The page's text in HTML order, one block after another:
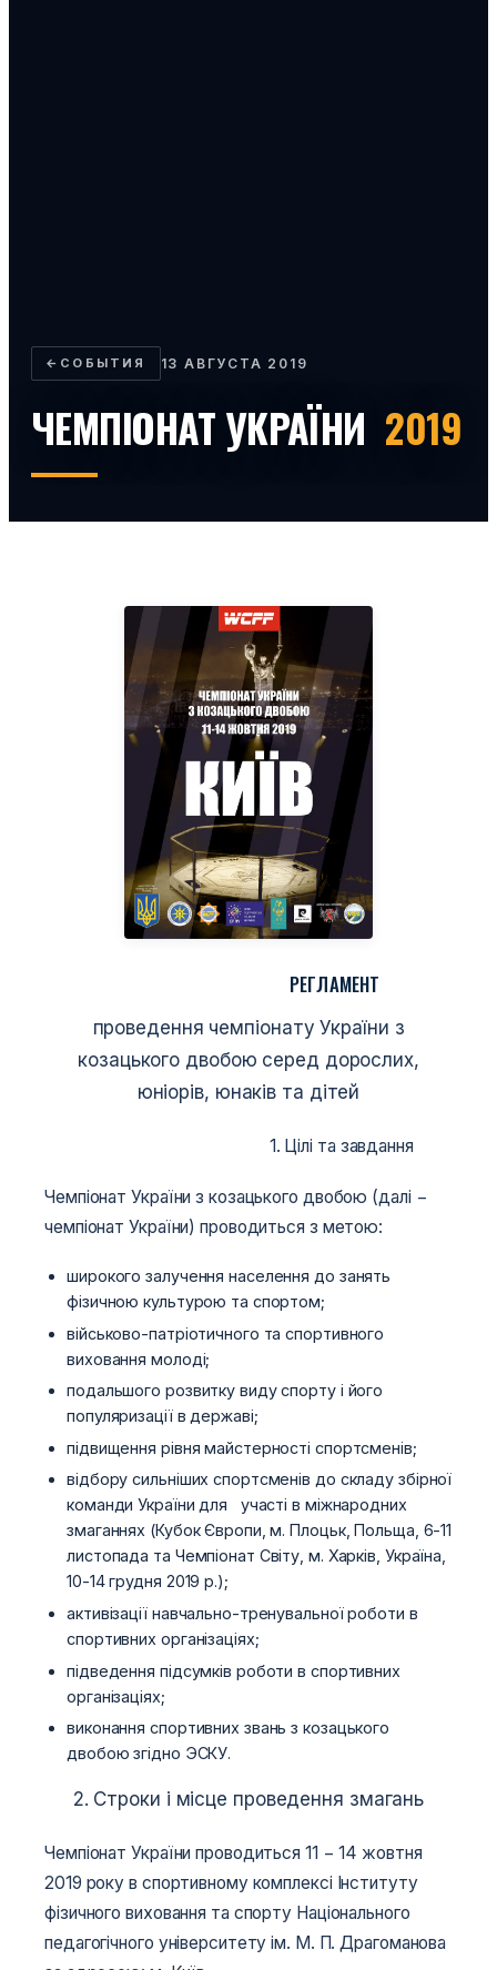
← СОБЫТИЯ 13 АВГУСТА 2019
ЧЕМПІОНАТ УКРАЇНИ 2019
РЕГЛАМЕНТ
проведення чемпіонату України з
козацького двобою серед дорослих,
юніорів, юнаків та дітей
1. Цілі та завдання
Чемпіонат України з козацького двобою (далі −
чемпіонат України) проводиться з метою:
широкого залучення населення до занять
фізичною культурою та спортом;
військово-патріотичного та спортивного
виховання молоді;
подальшого розвитку виду спорту і його
популяризації в державі;
підвищення рівня майстерності спортсменів;
відбору сильніших спортсменів до складу збірної
команди України для участі в міжнародних
змаганнях (Кубок Європи, м. Плоцьк, Польща, 6-11
листопада та Чемпіонат Світу, м. Харків, Україна,
10-14 грудня 2019 р.);
активізації навчально-тренувальної роботи в
спортивних організаціях;
підведення підсумків роботи в спортивних
організаціях;
виконання спортивних звань з козацького
двобою згідно ЭСКУ.
2. Строки і місце проведення змагань
Чемпіонат України проводиться 11 − 14 жовтня
2019 року в спортивному комплексі Інституту
фізичного виховання та спорту Національного
педагогічного університету ім. М. П. Драгоманова